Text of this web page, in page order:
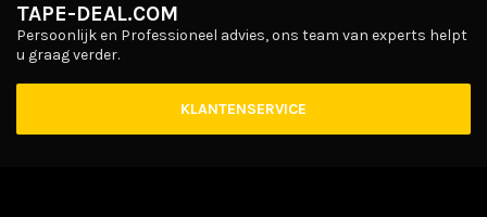
TAPE-DEAL.COM
Persoonlijk en Professioneel advies, ons team van experts helpt
u graag verder.
KLANTENSERVICE